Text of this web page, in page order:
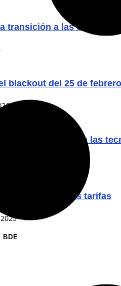
transición a las energías
blackout del 25 de
transición chilena a las
el enredo de las tarifas
BDE